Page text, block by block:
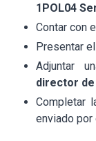
1POL04
Contar con
Presentar el
Adjuntar
director
Completar
enviado